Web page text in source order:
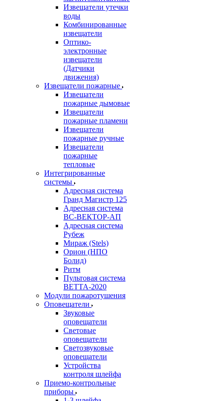
Извещатели утечки
воды
Комбинированные
извещатели
Оптико-
электронные
извещатели
(Датчики
движения)
Извещатели пожарные
Извещатели
пожарные дымовые
Извещатели
пожарные пламени
Извещатели
пожарные ручные
Извещатели
пожарные
тепловые
Интегрированные
системы
Адресная система
Гранд Магистр 125
Адресная система
ВС-ВЕКТОР-АП
Адресная система
Рубеж
Мираж (Stels)
Орион (НПО
Болид)
Ритм
Пультовая система
ВЕТТА-2020
Модули пожаротушения
Оповещатели
Звуковые
оповещатели
Световые
оповещатели
Светозвуковые
оповещатели
Устройства
контроля шлейфа
Приемо-контрольные
приборы